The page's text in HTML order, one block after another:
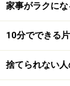
家事がラクに
10分でできる
捨てられない